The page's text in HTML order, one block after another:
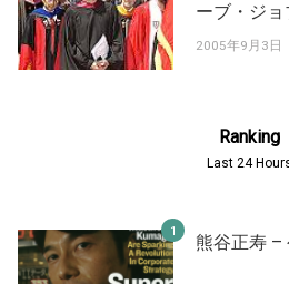
ーブ・ジ
2005年9月3日
Ranking
Last 24
熊谷正寿 –